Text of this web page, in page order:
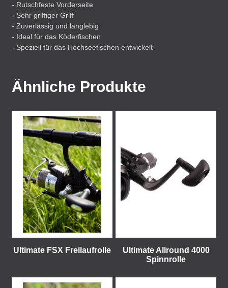
- Rutschfeste Vorderseite
- Sehr griffiger Griff
- Zuverlässig und langlebig
- Ideal für das Köderfischen
- Speziell für das Hochseefischen entwickelt
Ähnliche Produkte
Ultimate FSX Freilaufrolle
Ultimate Allround 4000
Spinnrolle